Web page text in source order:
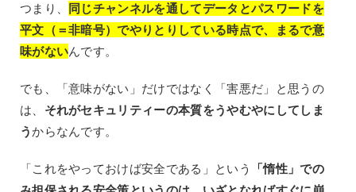
つまり、
同じチャンネルを通してデータとパスワードを
平文（＝非暗号）でやりとりしている時点で、まるで意
味がないんです。
でも、「意味がない」だけではなく「害悪だ」と思うの
は、 それがセキュリティーの本質をうやむやにしてしま
うからなんです。
「これをやっておけば安全である」という
「惰性」での